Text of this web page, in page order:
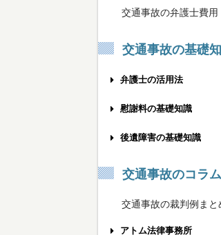
交通事故の弁護士費用
交通事故の基礎
弁護士の活用法
事故被害者の方へ
弁護士費用の不安を解
弁護士特約を利用する
慰謝料の基礎知識
交通事故慰謝料の相場
むちうちの慰謝料を増
椎間板ヘルニアの慰謝
後遺障害の基礎知識
交通事故のコラ
交通事故の裁判例まと
アトム法律事務所